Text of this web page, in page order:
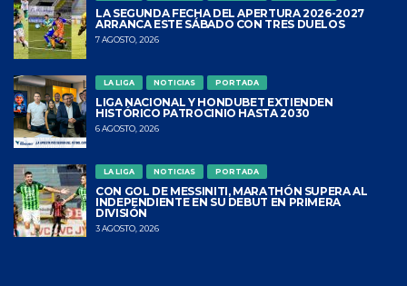
LA SEGUNDA FECHA DEL APERTURA 2026-2027
ARRANCA ESTE SÁBADO CON TRES DUELOS
7 AGOSTO, 2026
LA LIGA NOTICIAS PORTADA
LIGA NACIONAL Y HONDUBET EXTIENDEN
HISTÓRICO PATROCINIO HASTA 2030
6 AGOSTO, 2026
LA LIGA NOTICIAS PORTADA
CON GOL DE MESSINITI, MARATHÓN SUPERA AL
INDEPENDIENTE EN SU DEBUT EN PRIMERA
DIVISIÓN
3 AGOSTO, 2026